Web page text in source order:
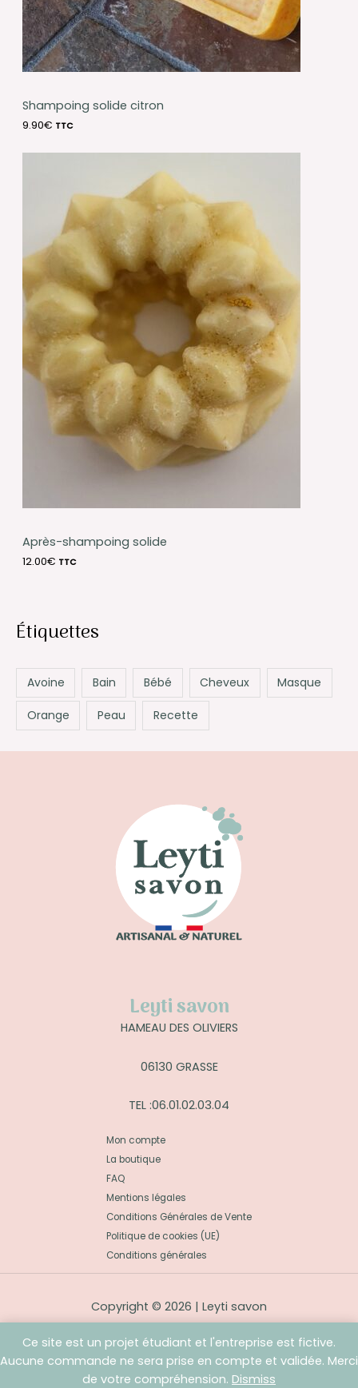
Shampoing solide citron
9.90€ TTC
Après-shampoing solide
12.00€ TTC
Étiquettes
Avoine Bain Bébé Cheveux Masque
Orange Peau Recette
Leyti savon
HAMEAU DES OLIVIERS
06130 GRASSE
TEL :06.01.02.03.04
Mon compte
La boutique
FAQ
Mentions légales
Conditions Générales de Vente
Politique de cookies (UE)
Conditions générales
Copyright © 2026 | Leyti savon
Ce site est un projet étudiant et l'entreprise est fictive.
Aucune commande ne sera prise en compte et validée. Merci
de votre compréhension. Dismiss